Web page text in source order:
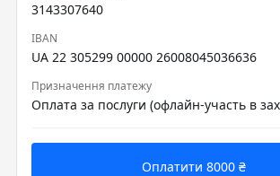
3143307640
IBAN
UA 22 305299 00000 26008045036636
Призначення платежу
Оплатити 8000 ₴